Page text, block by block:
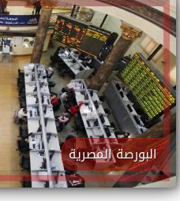
البورصة المصرية